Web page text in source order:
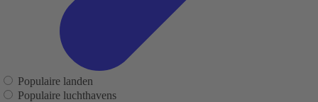
Populaire landen
Populaire luchthavens